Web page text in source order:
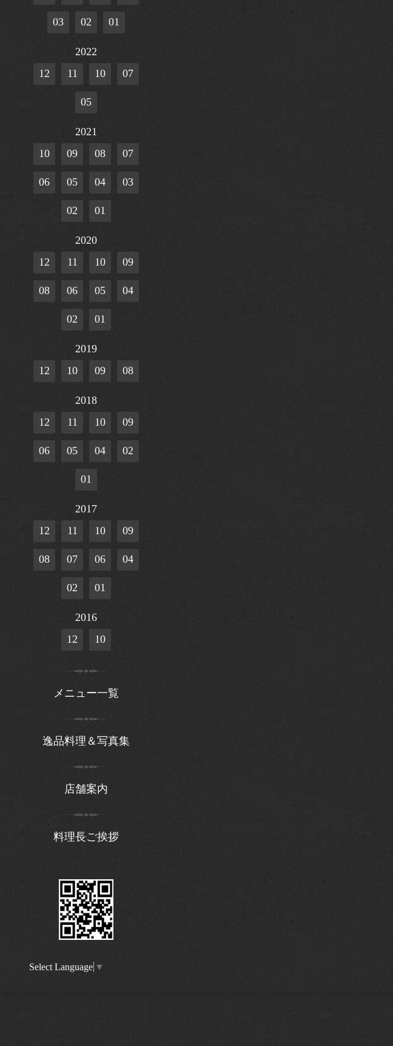
03 02 01
2022
12
11 10 07
05
2021
10
09 08 07
06 05 04 03
02 01
2020
12
11 10 09
08 06 05 04
02 01
2019
12
10 09 08
2018
12
11 10 09
06 05 04 02
01
2017
12
11 10 09
08 07 06 04
02 01
2016
12
10
メニュー一覧
逸品料理＆写真集
店舗案内
料理長ご挨拶
Select Language ▼